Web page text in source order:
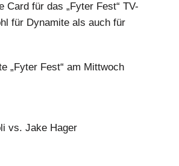
Card für das „Fyter Fest“ TV-
für Dynamite als auch für
„Fyter Fest“ am Mittwoch
vs. Jake Hager